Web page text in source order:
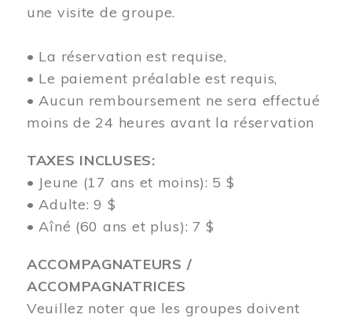
une visite de groupe.
• La réservation est requise,
• Le paiement préalable est requis,
• Aucun remboursement ne sera effectué
moins de 24 heures avant la réservation
TAXES INCLUSES:
• Jeune (17 ans et moins): 5 $
• Adulte: 9 $
• Aîné (60 ans et plus): 7 $
ACCOMPAGNATEURS /
ACCOMPAGNATRICES
Veuillez noter que les groupes doivent